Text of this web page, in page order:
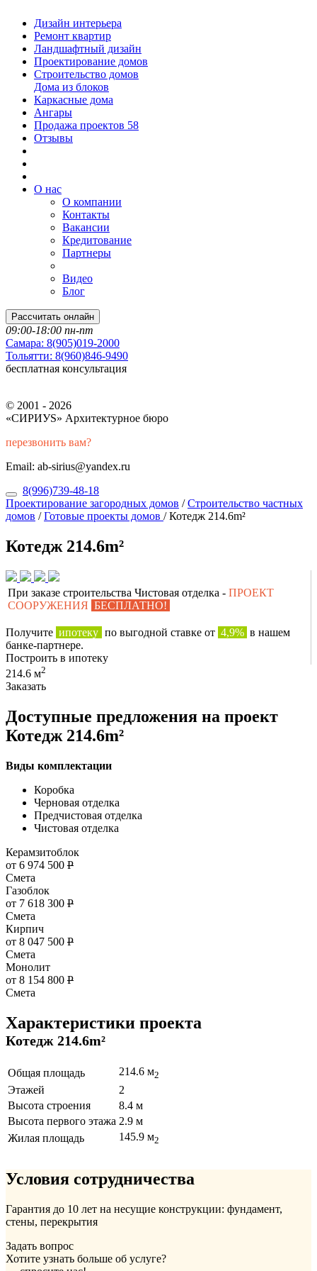
Дизайн интерьера
Ремонт квартир
Ландшафтный дизайн
Проектирование домов
Строительство домов
Дома из блоков
Каркасные дома
Ангары
Продажа проектов 58
Отзывы
О нас
О компании
Контакты
Вакансии
Кредитование
Партнеры
Видео
Блог
Рассчитать онлайн
09:00-18:00 пн-пт
Самара: 8(905)019-2000
Тольятти: 8(960)846-9490
бесплатная консультация
© 2001 - 2026
«СИРИУS» Архитектурное бюро
перезвонить вам?
Email: ab-sirius@yandex.ru
8(996)739-48-18
Проектирование загородных домов /Строительство частных
домов /Готовые проекты домов /Котедж 214.6m²
Котедж 214.6m²
При заказе строительства Чистовая отделка - ПРОЕКТ
СООРУЖЕНИЯ БЕСПЛАТНО!
Получите ипотеку по выгодной ставке от 4,9% в нашем
банке-партнере.
Построить в ипотеку
214.6 м2
Заказать
Доступные предложения на проект
Котедж 214.6m²
Виды комплектации
Коробка
Черновая отделка
Предчистовая отделка
Чистовая отделка
Керамзитоблок
от 6 974 500 Р
Смета
Газоблок
от 7 618 300 Р
Смета
Кирпич
от 8 047 500 Р
Смета
Монолит
от 8 154 800 Р
Смета
Характеристики проекта
Котедж 214.6m²
Общая площадь 214.6 м2
Этажей
2
Высота строения
8.4 м
Высота первого этажа 2.9 м
Жилая площадь
145.9 м2
Условия сотрудничества
Гарантия до 10 лет на несущие конструкции: фундамент,
стены, перекрытия
Задать вопрос
Хотите узнать больше об услуге?